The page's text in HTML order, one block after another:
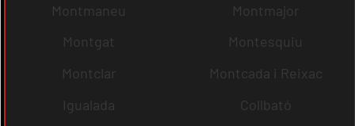
Montmaneu
Montmajor
Montgat
Montesquiu
Montclar
Montcada i Reixac
Igualada
Collbató